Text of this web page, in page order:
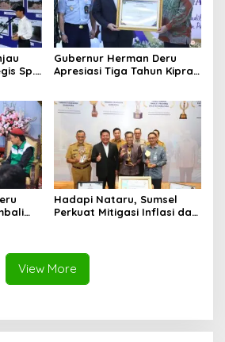
Sp.
Gubernur Herman Deru
Apresiasi Tiga Tahun Kiprah
Negara
Hadapi Nataru, Sumsel
Perkuat Mitigasi Inflasi dan
View More